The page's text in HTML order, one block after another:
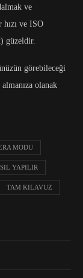
ve
ve ISO
güzeldir.
görebileceği
olanak
MODU
YAPILIR
TAM KILAVUZ